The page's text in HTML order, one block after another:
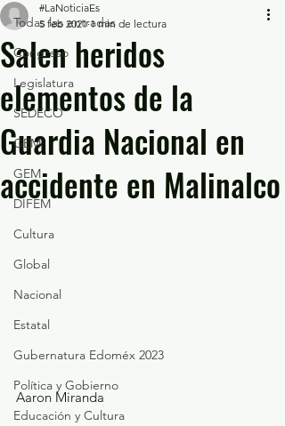
Todas las entradas
Congreso
Legislatura
SEDECO
GEM
GEM
DIFEM
Cultura
Global
Nacional
Estatal
Gubernatura Edoméx 2023
Política y Gobierno
Educación y Cultura
Salen heridos
elementos de la
Guardia Nacional en
accidente en Malinalco
#LaNoticiaEs
5 feb 2021 1 min de lectura
Aaron Miranda